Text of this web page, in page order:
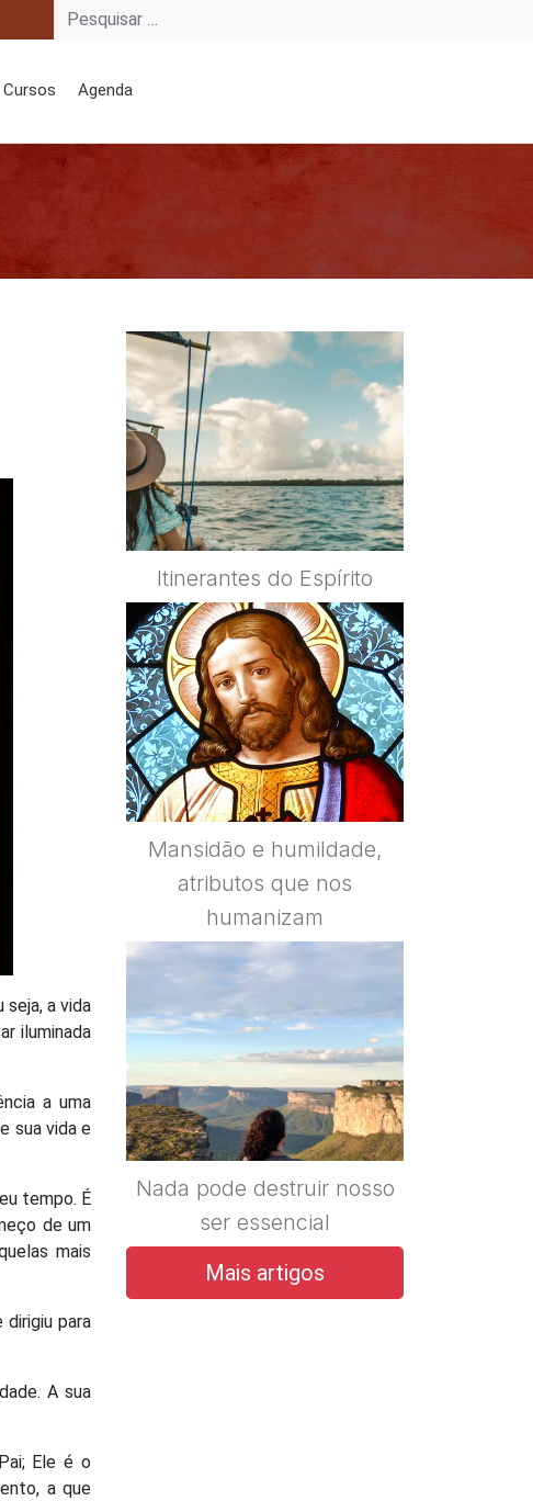
Agenda
a vida
iluminada
a uma
sua vida e
tempo. É
de um
mais
para
A sua
Ele é o
a que
Itinerantes do Espírito
Mansidão e humildade,
atributos que nos
humanizam
Nada pode destruir nosso
ser essencial
Mais artigos